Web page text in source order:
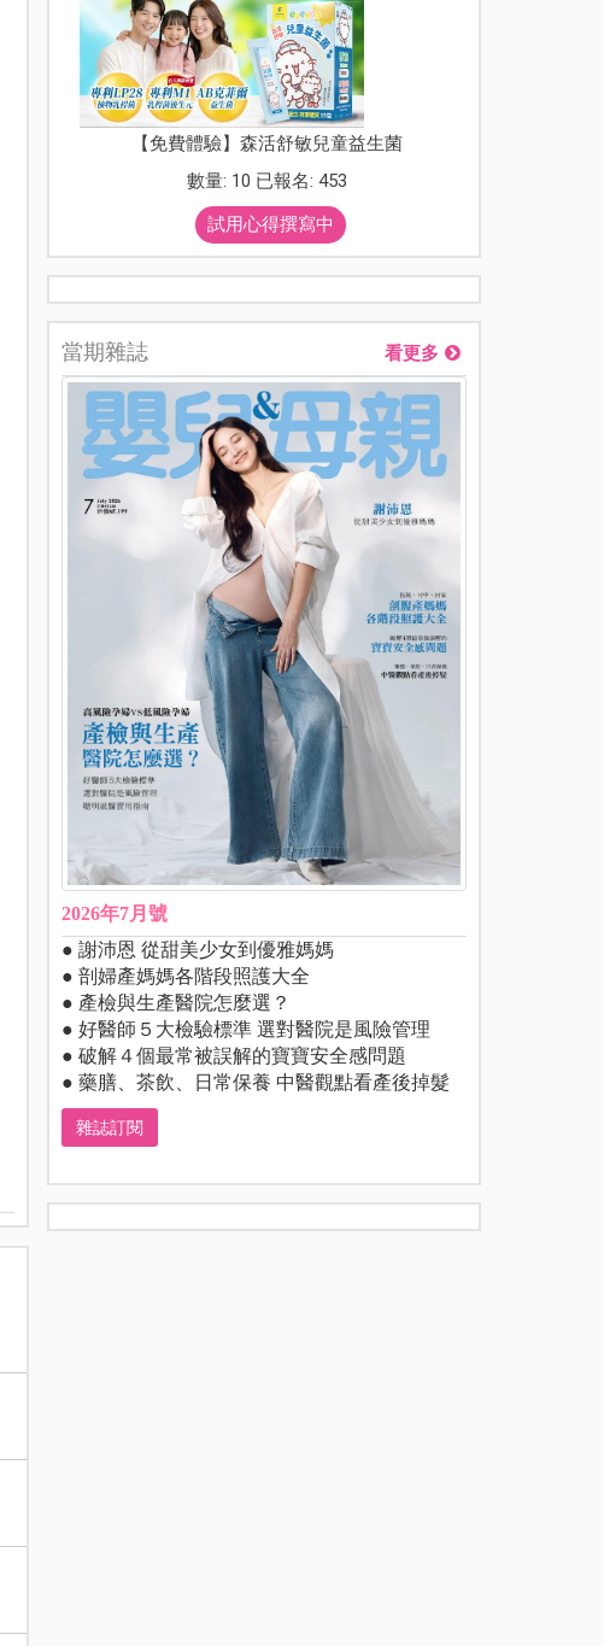
【免費體驗】森活舒敏兒童益生菌
數量: 10 已報名: 453
試用心得撰寫中
當期雜誌 看更多
2026年7月號
● 謝沛恩 從甜美少女到優雅媽媽
● 剖婦產媽媽各階段照護大全
● 產檢與生產醫院怎麼選？
● 好醫師５大檢驗標準 選對醫院是風險管理
● 破解４個最常被誤解的寶寶安全感問題
● 藥膳、茶飲、日常保養 中醫觀點看產後掉髮
雜誌訂閱